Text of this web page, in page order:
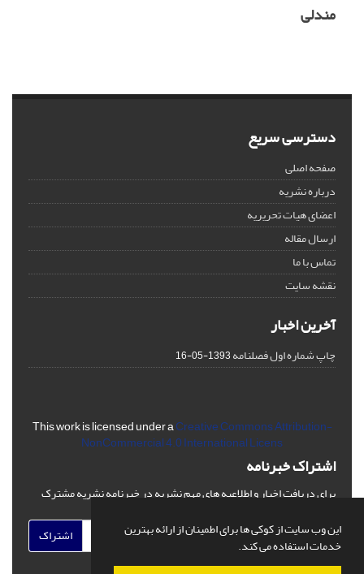
این وب سایت از کوکی ها برای اطمینان از ارائه بهترین
خدمات استفاده می کند.
مندلی
دسترسی سریع
صفحه اصلی
درباره نشریه
اعضای هیات تحریریه
ارسال مقاله
تماس با ما
نقشه سایت
آخرین اخبار
چاپ شماره اول فصلنامه1393-05-16
This work is licensed under aCreative Commons Attribution-
NonCommercial 4.0 International Licens
اشتراک خبرنامه
برای دریافت اخبار و اطلاعیه های مهم نشریه در خبرنامه نشریه مشترک
اشتراک